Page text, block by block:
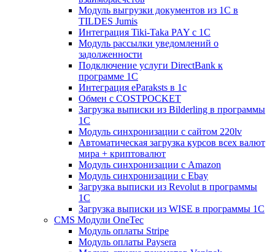
Модуль выгрузки документов из 1С в
TILDES Jumis
Интеграция Tiki-Taka PAY с 1С
Модуль рассылки уведомлений о
задолженности
Подключение услуги DirectBank к
программе 1С
Интеграция eParaksts в 1с
Обмен с COSTPOCKET
Загрузка выписки из Bilderling в программы
1C
Модуль синхронизации с сайтом 220lv
Автоматическая загрузка курсов всех валют
мира + криптовалют
Модуль синхронизации с Amazon
Модуль синхронизации с Ebay
Загрузка выписки из Revolut в программы
1C
Загрузка выписки из WISE в программы 1C
CMS Модули OneTec
Модуль оплаты Stripe
Модуль оплаты Paysera